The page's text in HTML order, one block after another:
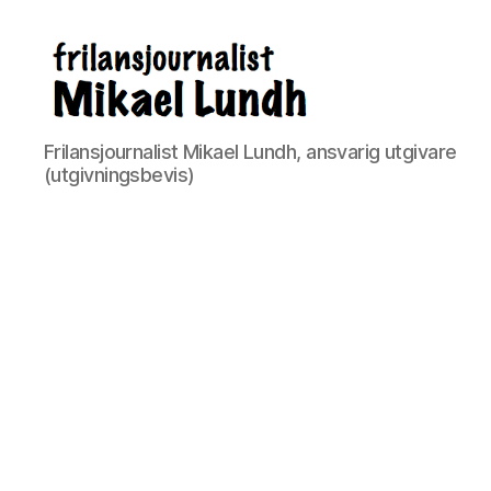
ready24seven.se
Frilansjournalist Mikael Lundh, ansvarig utgivare
(utgivningsbevis)